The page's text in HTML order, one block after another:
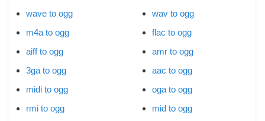
wave to ogg
m4a to ogg
aiff to ogg
3ga to ogg
midi to ogg
rmi to ogg
wav to ogg
flac to ogg
amr to ogg
aac to ogg
oga to ogg
mid to ogg